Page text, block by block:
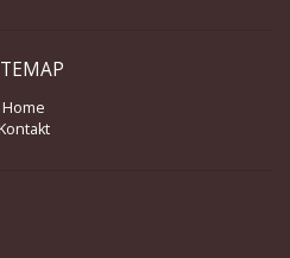
Home